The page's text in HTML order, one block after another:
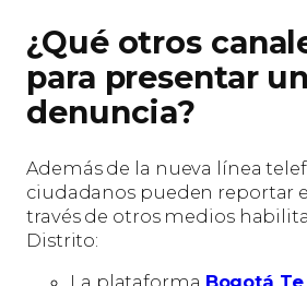
¿Qué otros
para presentar
denuncia?
Además de la nueva línea
ciudadanos pueden reportar
través de otros medios
Distrito: